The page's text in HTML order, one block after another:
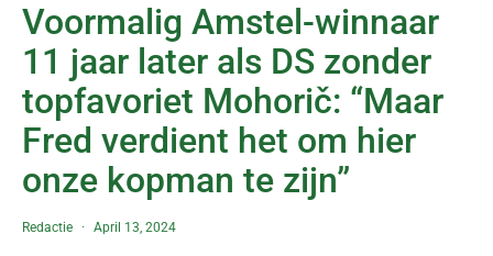
Voormalig Amstel-winnaar
11 jaar later als DS zonder
topfavoriet Mohorič: “Maar
Fred verdient het om hier
onze kopman te zijn”
Redactie April 13, 2024